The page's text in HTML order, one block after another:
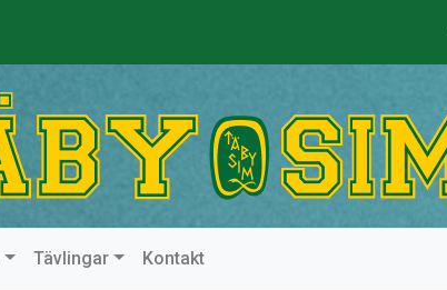
Tävlingar Kontakt